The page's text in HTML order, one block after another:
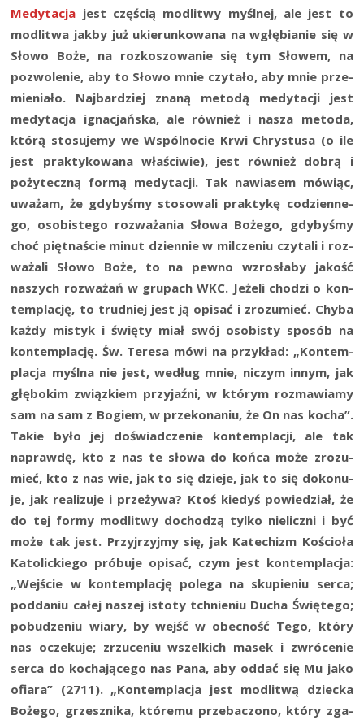
Medy­ta­cja jest czę­ścią modli­twy myśl­nej, ale jest to
modli­twa jak­by już ukie­run­ko­wa­na na wgłę­bia­nie się w
Sło­wo Boże, na roz­ko­szo­wa­nie się tym Sło­wem, na
pozwo­le­nie, aby to Sło­wo mnie czy­ta­ło, aby mnie prze­
mie­nia­ło. Naj­bar­dziej zna­ną meto­dą medy­ta­cji jest
medy­ta­cja igna­cjań­ska, ale rów­nież i nasza meto­da,
któ­rą sto­su­je­my we Wspól­no­cie Krwi Chry­stu­sa (o ile
jest prak­ty­ko­wa­na wła­ści­wie), jest rów­nież dobrą i
poży­tecz­ną for­mą medy­ta­cji. Tak nawia­sem mówiąc,
uwa­żam, że gdy­by­śmy sto­so­wa­li prak­ty­kę codzien­ne­
go, oso­bi­ste­go roz­wa­ża­nia Sło­wa Boże­go, gdy­by­śmy
choć pięt­na­ście minut dzien­nie w mil­cze­niu czy­ta­li i roz­
wa­ża­li Sło­wo Boże, to na pew­no wzro­sła­by jakość
naszych roz­wa­żań w gru­pach WKC. Jeże­li cho­dzi o kon­
tem­pla­cję, to trud­niej jest ją opi­sać i zro­zu­mieć. Chy­ba
każ­dy mistyk i świę­ty miał swój oso­bi­sty spo­sób na
kon­tem­pla­cję. Św. Tere­sa mówi na przy­kład: „Kon­tem­
pla­cja myśl­na nie jest, według mnie, niczym innym, jak
głę­bo­kim związ­kiem przy­jaź­ni, w któ­rym roz­ma­wia­my
sam na sam z Bogiem, w prze­ko­na­niu, że On nas kocha”.
Takie było jej doświad­cze­nie kon­tem­pla­cji, ale tak
napraw­dę, kto z nas te sło­wa do koń­ca może zro­zu­
mieć, kto z nas wie, jak to się dzie­je, jak to się doko­nu­
je, jak reali­zu­je i prze­ży­wa? Ktoś kie­dyś powie­dział, że
do tej for­my modli­twy docho­dzą tyl­ko nie­licz­ni i być
może tak jest. Przyj­rzyj­my się, jak Kate­chizm Kościo­ła
Kato­lic­kie­go pró­bu­je opi­sać, czym jest kon­tem­pla­cja:
„Wej­ście w kon­tem­pla­cję pole­ga na sku­pie­niu ser­ca;
pod­da­niu całej naszej isto­ty tchnie­niu Ducha Świę­te­go;
pobu­dze­niu wia­ry, by wejść w obec­ność Tego, któ­ry
nas ocze­ku­je; zrzu­ce­niu wszel­kich masek i zwró­ce­nie
ser­ca do kocha­ją­ce­go nas Pana, aby oddać się Mu jako
ofia­ra” (2711). „Kon­tem­pla­cja jest modli­twą dziec­ka
Boże­go, grzesz­ni­ka, któ­re­mu prze­ba­czo­no, któ­ry zga­